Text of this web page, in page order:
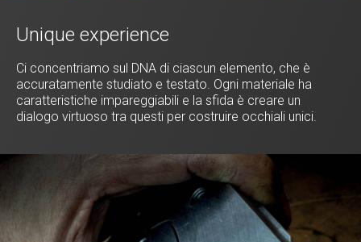
Unique experience
Ci concentriamo sul DNA di ciascun elemento, che è
accuratamente studiato e testato. Ogni materiale ha
caratteristiche impareggiabili e la sfida è creare un
dialogo virtuoso tra questi per costruire occhiali unici.